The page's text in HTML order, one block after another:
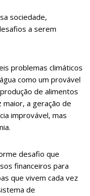
sociedade,
a serem
problemas climáticos
como um provável
de alimentos
maior, a geração de
improvável, mas
desafio que
financeiros para
que vivem cada vez
de